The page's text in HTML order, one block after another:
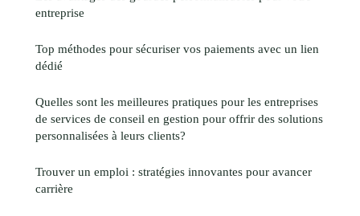
entreprise
Top méthodes pour sécuriser vos paiements avec un lien
dédié
Quelles sont les meilleures pratiques pour les entreprises
de services de conseil en gestion pour offrir des solutions
personnalisées à leurs clients?
Trouver un emploi : stratégies innovantes pour avancer
carrière